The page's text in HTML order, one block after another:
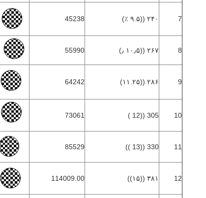
7 ۲۴۰ ((۹.۵ ٪) 45238
8 ۲۶۷ ((۱۰٫۵ ٫) 55990
9 ۲۸۶ ((۱۱.۲۵) 64242
10
305 ((12 ‬)
73061
11
330 ((13 ))
85529
12 ۳۸۱ ((۱۵)) 114009.00